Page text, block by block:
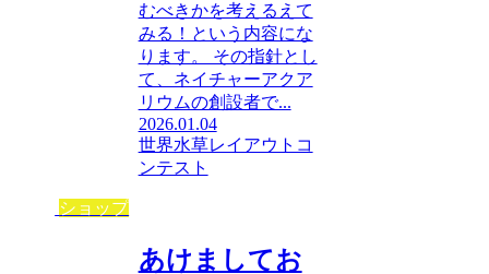
むべきかを考えるえて
みる！という内容にな
ります。 その指針とし
て、ネイチャーアクア
リウムの創設者で...
2026.01.04
世界水草レイアウトコ
ンテスト
ショップ
あけましてお